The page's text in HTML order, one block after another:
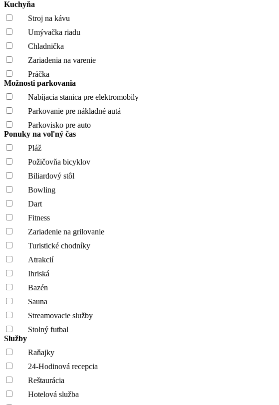
Kuchyňa
Stroj na kávu
Umývačka riadu
Chladnička
Zariadenia na varenie
Práčka
Možnosti parkovania
Nabíjacia stanica pre elektromobily
Parkovanie pre nákladné autá
Parkovisko pre auto
Ponuky na voľný čas
Pláž
Požičovňa bicyklov
Biliardový stôl
Bowling
Dart
Fitness
Zariadenie na grilovanie
Turistické chodníky
Atrakcií
Ihriská
Bazén
Sauna
Streamovacie služby
Stolný futbal
Služby
Raňajky
24-Hodinová recepcia
Reštaurácia
Hotelová služba